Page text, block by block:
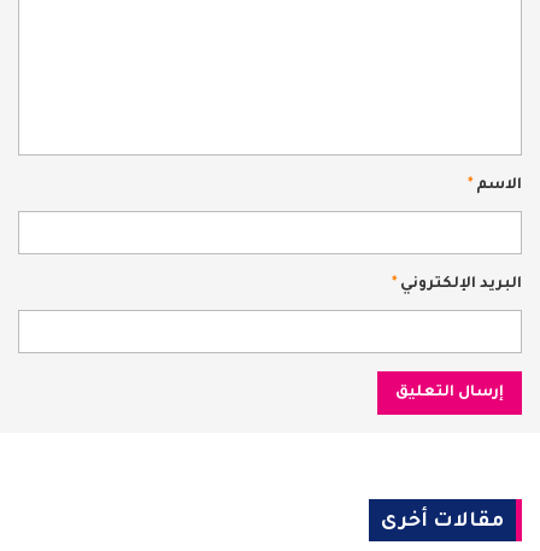
الاسم*
البريد الإلكتروني*
مقالات أخرى